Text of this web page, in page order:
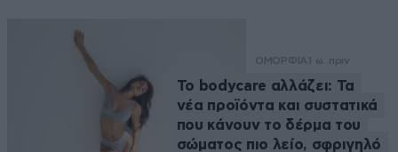
ΟΜΟΡΦΙΑ 1 ω. πριν
Το bodycare αλλάζει: Τα
νέα προϊόντα και συστατικά
που κάνουν το δέρμα του
σώματος πιο λείο, σφριγηλό